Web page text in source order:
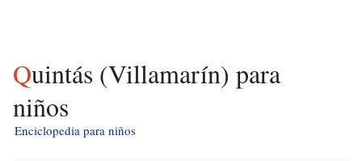
Quintás (Villamarín) para
niños
Enciclopedia para niños